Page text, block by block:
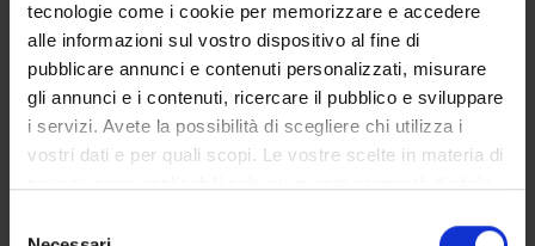
tecnologie come i cookie per memorizzare e accedere
alle informazioni sul vostro dispositivo al fine di
pubblicare annunci e contenuti personalizzati, misurare
gli annunci e i contenuti, ricercare il pubblico e sviluppare
i servizi. Avete la possibilità di scegliere chi utilizza i
vostri dati e per quali scopi. Le vostre scelte in materia di
modificare o revocare il proprio consenso in qualsiasi
ACTIVITIES